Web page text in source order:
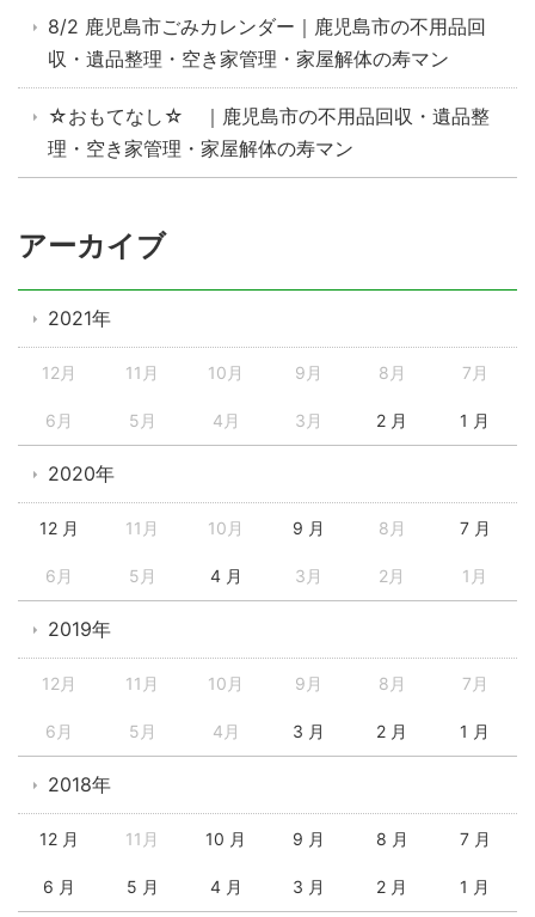
8/2 鹿児島市ごみカレンダー｜鹿児島市の不用品回
収・遺品整理・空き家管理・家屋解体の寿マン
☆おもてなし☆ ｜鹿児島市の不用品回収・遺品整
理・空き家管理・家屋解体の寿マン
アーカイブ
2021年
12月 11月 10月 9月 8月 7月
6月 5月 4月 3月 2 月 1 月
2020年
12 月 11月 10月 9 月 8月 7 月
6月 5月 4 月 3月 2月 1月
2019年
12月 11月 10月 9月 8月 7月
6月 5月 4月 3 月 2 月 1 月
2018年
12 月 11月 10 月 9 月 8 月 7 月
6 月 5 月 4 月 3 月 2 月 1 月